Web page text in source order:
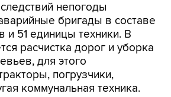
непогоды
бригады в составе
и 51 единицы техники. В
расчистка дорог и уборка
для этого
погрузчики,
коммунальная техника.